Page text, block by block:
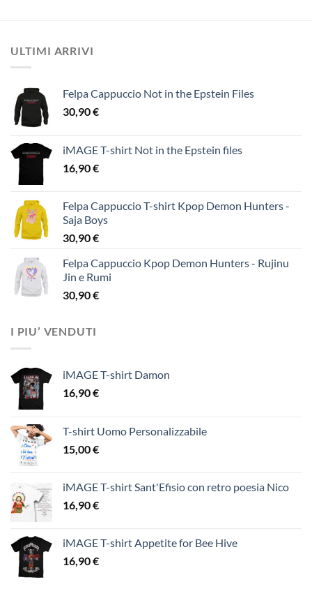
ULTIMI ARRIVI
Felpa Cappuccio Not in the Epstein Files
30,90€
iMAGE T-shirt Not in the Epstein files
16,90€
Felpa Cappuccio T-shirt Kpop Demon Hunters -
Saja Boys
30,90€
Felpa Cappuccio Kpop Demon Hunters - Rujinu
Jin e Rumi
30,90€
I PIU’ VENDUTI
iMAGE T-shirt Damon
16,90€
T-shirt Uomo Personalizzabile
15,00€
iMAGE T-shirt Sant'Efisio con retro poesia Nico
16,90€
iMAGE T-shirt Appetite for Bee Hive
16,90€